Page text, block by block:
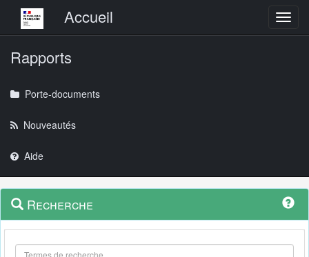
Menu principalAccueil
Rapports
Porte-documents
Nouveautés
Aide
Navigation
outils
Menu
contextuel
Recherche